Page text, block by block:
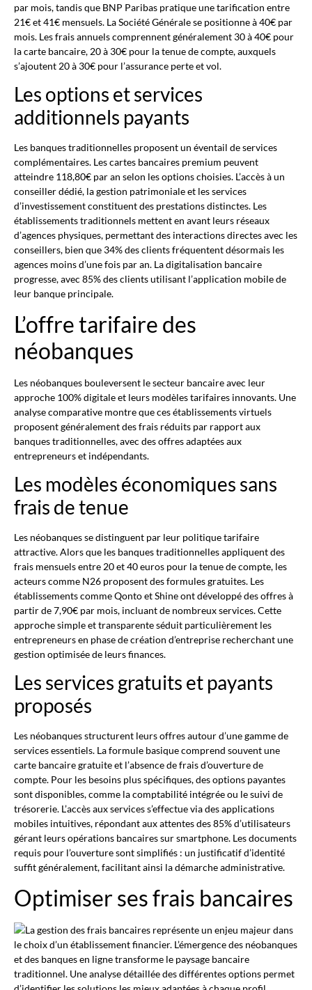
par mois, tandis que BNP Paribas pratique une tarification entre
21€ et 41€ mensuels. La Société Générale se positionne à 40€ par
mois. Les frais annuels comprennent généralement 30 à 40€ pour
la carte bancaire, 20 à 30€ pour la tenue de compte, auxquels
s’ajoutent 20 à 30€ pour l’assurance perte et vol.
Les options et services
additionnels payants
Les banques traditionnelles proposent un éventail de services
complémentaires. Les cartes bancaires premium peuvent
atteindre 118,80€ par an selon les options choisies. L’accès à un
conseiller dédié, la gestion patrimoniale et les services
d’investissement constituent des prestations distinctes. Les
établissements traditionnels mettent en avant leurs réseaux
d’agences physiques, permettant des interactions directes avec les
conseillers, bien que 34% des clients fréquentent désormais les
agences moins d’une fois par an. La digitalisation bancaire
progresse, avec 85% des clients utilisant l’application mobile de
leur banque principale.
L’offre tarifaire des
néobanques
Les néobanques bouleversent le secteur bancaire avec leur
approche 100% digitale et leurs modèles tarifaires innovants. Une
analyse comparative montre que ces établissements virtuels
proposent généralement des frais réduits par rapport aux
banques traditionnelles, avec des offres adaptées aux
entrepreneurs et indépendants.
Les modèles économiques sans
frais de tenue
Les néobanques se distinguent par leur politique tarifaire
attractive. Alors que les banques traditionnelles appliquent des
frais mensuels entre 20 et 40 euros pour la tenue de compte, les
acteurs comme N26 proposent des formules gratuites. Les
établissements comme Qonto et Shine ont développé des offres à
partir de 7,90€ par mois, incluant de nombreux services. Cette
approche simple et transparente séduit particulièrement les
entrepreneurs en phase de création d’entreprise recherchant une
gestion optimisée de leurs finances.
Les services gratuits et payants
proposés
Les néobanques structurent leurs offres autour d’une gamme de
services essentiels. La formule basique comprend souvent une
carte bancaire gratuite et l’absence de frais d’ouverture de
compte. Pour les besoins plus spécifiques, des options payantes
sont disponibles, comme la comptabilité intégrée ou le suivi de
trésorerie. L’accès aux services s’effectue via des applications
mobiles intuitives, répondant aux attentes des 85% d’utilisateurs
gérant leurs opérations bancaires sur smartphone. Les documents
requis pour l’ouverture sont simplifiés : un justificatif d’identité
suffit généralement, facilitant ainsi la démarche administrative.
Optimiser ses frais bancaires
La gestion des frais bancaires représente un enjeu majeur dans
le choix d’un établissement financier. L’émergence des néobanques
et des banques en ligne transforme le paysage bancaire
traditionnel. Une analyse détaillée des différentes options permet